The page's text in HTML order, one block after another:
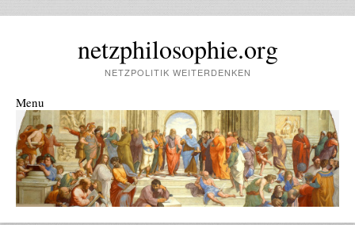
netzphilosophie.org
NETZPOLITIK WEITERDENKEN
Menu
Skip to content